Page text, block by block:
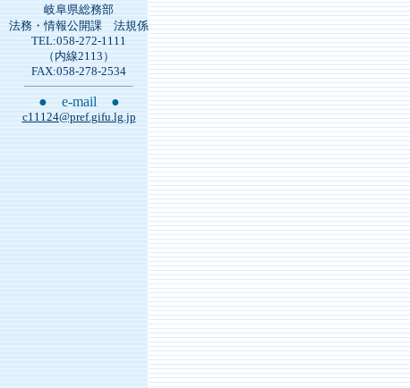
岐阜県総務部
法務・情報公開課 法規係
TEL:058-272-1111
（内線2113）
FAX:058-278-2534
● e-mail ●
c11124@pref.gifu.lg.jp